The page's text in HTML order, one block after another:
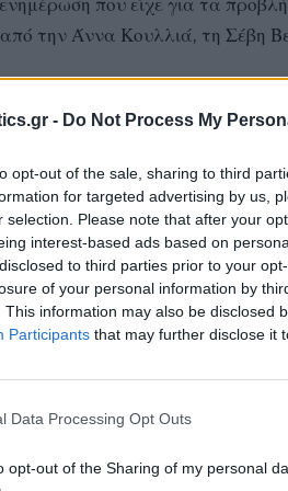
- Do Not Process My
opt-out of the sale, sharing to third
for targeted advertising by us,
selection. Please note that after your
interest-based ads based on
to third parties prior to your
of your personal information by
This information may also be disclosed
Participants that may further disclose it
Data Processing Opt Outs
opt-out of the Sharing of my personal
την Άννα Κουλλιά, τη Σέβη
μόνιμο διασώστη του ΕΚΑΒ,
Ζωές θέλω να σώσω». Έτσι,
Αμερική για την αγορά του
διαδικασίες σε συνεργασία
άλλους από την Γραμματεία
Καλυμνίων Νέας Υόρκης για
τους Καλύμνιους , όπως
επιτελούν και την
ζωές των συνανθρώπων τους.